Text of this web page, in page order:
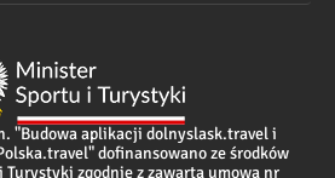
"Budowa aplikacji dolnyslask.travel i
dofinansowano ze środków
zgodnie z zawartą umową nr